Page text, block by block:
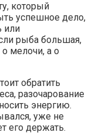
который
успешное дело,
или
рыба большая,
о мелочи, а о
обратить
разочарование
энергию.
уже не
его держать.